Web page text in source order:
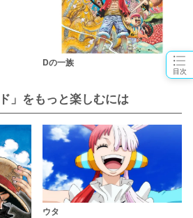
目次
Dの一族
」をもっと楽しむには
ウタ